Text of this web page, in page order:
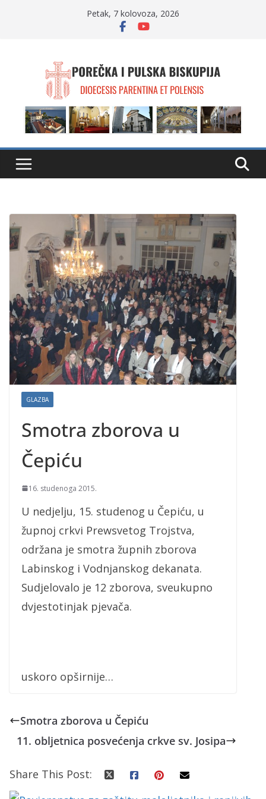
Petak, 7 kolovoza, 2026
GLAZBA
Smotra zborova u
Čepiću
16. studenoga 2015.
U nedjelju, 15. studenog u Čepiću, u
župnoj crkvi Prewsvetog Trojstva,
održana je smotra župnih zborova
Labinskog i Vodnjanskog dekanata.
Sudjelovalo je 12 zborova, sveukupno
dvjestotinjak pjevača.
uskoro opširnije…
Smotra zborova u Čepiću
11. obljetnica posvećenja crkve sv. Josipa
Share This Post: